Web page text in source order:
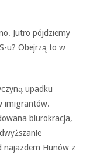
Jutro pójdziemy
u? Obejrzą to w
upadku
imigrantów.
biurokracja,
najazdem Hunów z